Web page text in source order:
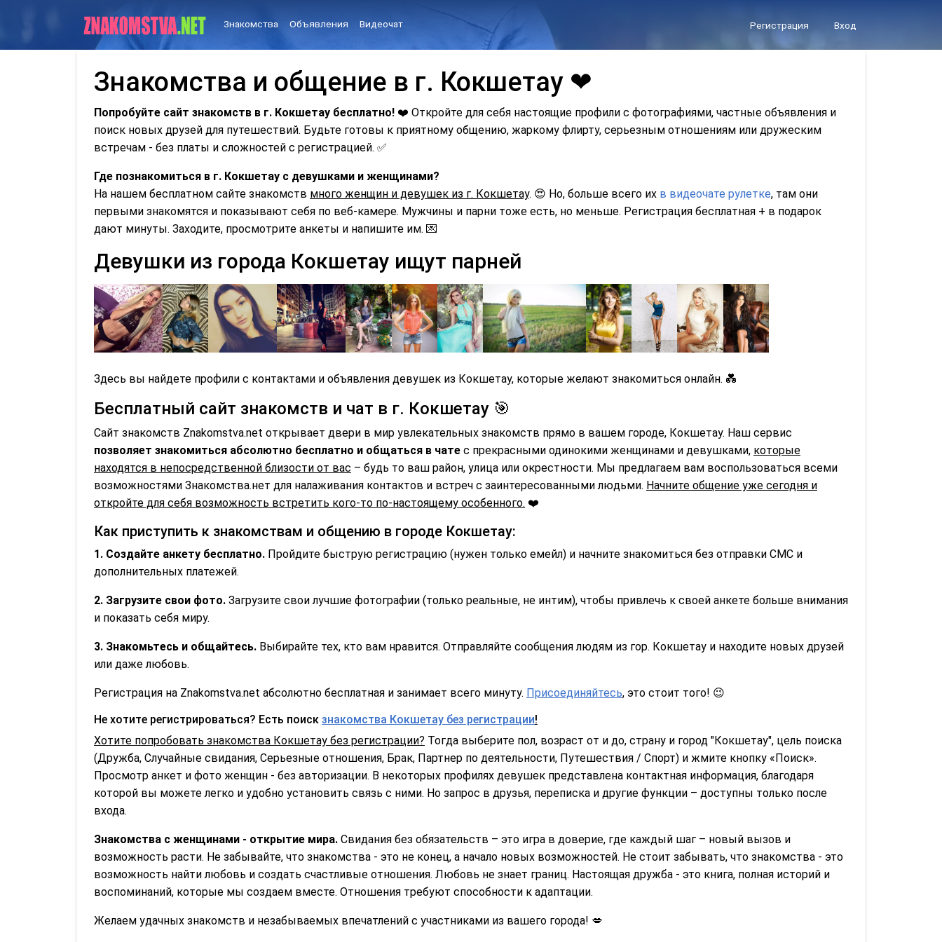
Знакомства Объявления Видеочат Регистрация Вход
Знакомства и общение в г. Кокшетау ❤
Попробуйте сайт знакомств в г. Кокшетау бесплатно! ❤️ Откройте для себя настоящие профили с фотографиями, частные объявления и
поиск новых друзей для путешествий. Будьте готовы к приятному общению, жаркому флирту, серьезным отношениям или дружеским
встречам - без платы и сложностей с регистрацией. ✅
Где познакомиться в г. Кокшетау с девушками и женщинами?
На нашем бесплатном сайте знакомств много женщин и девушек из г. Кокшетау. 😍 Но, больше всего их в видеочате рулетке, там они
первыми знакомятся и показывают себя по веб-камере. Мужчины и парни тоже есть, но меньше. Регистрация бесплатная + в подарок
дают минуты. Заходите, просмотрите анкеты и напишите им. 💌
Девушки из города Кокшетау ищут парней
Здесь вы найдете профили с контактами и объявления девушек из Кокшетау, которые желают знакомиться онлайн. 💑
Бесплатный сайт знакомств и чат в г. Кокшетау 🎯
Сайт знакомств Znakomstva.net открывает двери в мир увлекательных знакомств прямо в вашем городе, Кокшетау. Наш сервис
позволяет знакомиться абсолютно бесплатно и общаться в чате с прекрасными одинокими женщинами и девушками, которые
находятся в непосредственной близости от вас – будь то ваш район, улица или окрестности. Мы предлагаем вам воспользоваться всеми
возможностями Знакомства.нет для налаживания контактов и встреч с заинтересованными людьми. Начните общение уже сегодня и
откройте для себя возможность встретить кого-то по-настоящему особенного. ❤️
Как приступить к знакомствам и общению в городе Кокшетау:
1. Создайте анкету бесплатно. Пройдите быструю регистрацию (нужен только емейл) и начните знакомиться без отправки СМС и
дополнительных платежей.
2. Загрузите свои фото. Загрузите свои лучшие фотографии (только реальные, не интим), чтобы привлечь к своей анкете больше внимания
и показать себя миру.
3. Знакомьтесь и общайтесь. Выбирайте тех, кто вам нравится. Отправляйте сообщения людям из гор. Кокшетау и находите новых друзей
или даже любовь.
Регистрация на Znakomstva.net абсолютно бесплатная и занимает всего минуту. Присоединяйтесь, это стоит того! 😉
Не хотите регистрироваться? Есть поиск знакомства Кокшетау без регистрации!
Хотите попробовать знакомства Кокшетау без регистрации? Тогда выберите пол, возраст от и до, страну и город "Кокшетау", цель поиска
(Дружба, Случайные свидания, Серьезные отношения, Брак, Партнер по деятельности, Путешествия / Спорт) и жмите кнопку «Поиск».
Просмотр анкет и фото женщин - без авторизации. В некоторых профилях девушек представлена контактная информация, благодаря
которой вы можете легко и удобно установить связь с ними. Но запрос в друзья, переписка и другие функции – доступны только после
входа.
Знакомства с женщинами - открытие мира. Свидания без обязательств – это игра в доверие, где каждый шаг – новый вызов и
возможность расти. Не забывайте, что знакомства - это не конец, а начало новых возможностей. Не стоит забывать, что знакомства - это
возможность найти любовь и создать счастливые отношения. Любовь не знает границ. Настоящая дружба - это книга, полная историй и
воспоминаний, которые мы создаем вместе. Отношения требуют способности к адаптации.
Желаем удачных знакомств и незабываемых впечатлений с участниками из вашего города! 💋